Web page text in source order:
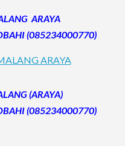
ARAYA
(085234000770)
(ARAYA)
(085234000770)